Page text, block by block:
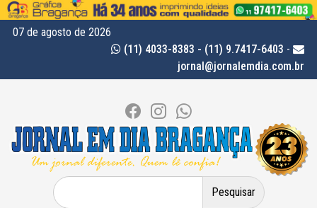
07 de agosto de 2026
(11) 4033-8383 - (11) 9.7417-6403 -
jornal@jornalemdia.com.br
Pesquisar
por: